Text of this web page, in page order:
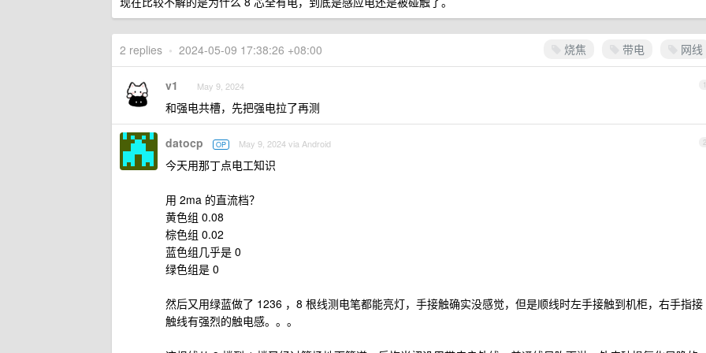
烧焦 带电 网线
2 replies • 2024-05-09 17:38:26 +08:00
1
v1 May 9, 2024
和强电共槽，先把强电拉了再测
2
datocp OP May 9, 2024 via Android
今天用那丁点电工知识
用 2ma 的直流档？
黄色组 0.08
棕色组 0.02
蓝色组几乎是 0
绿色组是 0
然后又用绿蓝做了 1236 ，8 根线测电笔都能亮灯，手接触确实没感觉，但是顺线时左手接触到机柜，右手指接
触线有强烈的触电感。。。